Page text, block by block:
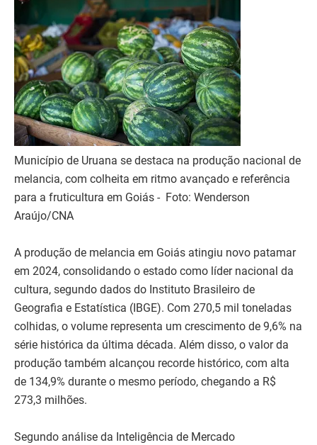
Município de Uruana se destaca na produção nacional de
melancia, com colheita em ritmo avançado e referência
para a fruticultura em Goiás - Foto: Wenderson
Araújo/CNA
A produção de melancia em Goiás atingiu novo patamar
em 2024, consolidando o estado como líder nacional da
cultura, segundo dados do Instituto Brasileiro de
Geografia e Estatística (IBGE). Com 270,5 mil toneladas
colhidas, o volume representa um crescimento de 9,6% na
série histórica da última década. Além disso, o valor da
produção também alcançou recorde histórico, com alta
de 134,9% durante o mesmo período, chegando a R$
273,3 milhões.
Segundo análise da Inteligência de Mercado